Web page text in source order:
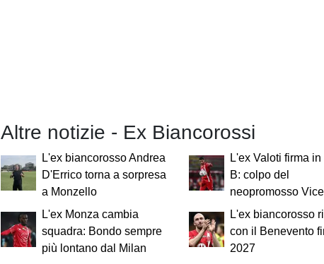
Altre notizie - Ex Biancorossi
L'ex biancorosso Andrea
D'Errico torna a sorpresa
a Monzello
L'ex Valoti firma in
B: colpo del
neopromosso
L'ex Monza cambia
squadra: Bondo sempre
più lontano dal Milan
L'ex biancorosso
con il Benevento
2027